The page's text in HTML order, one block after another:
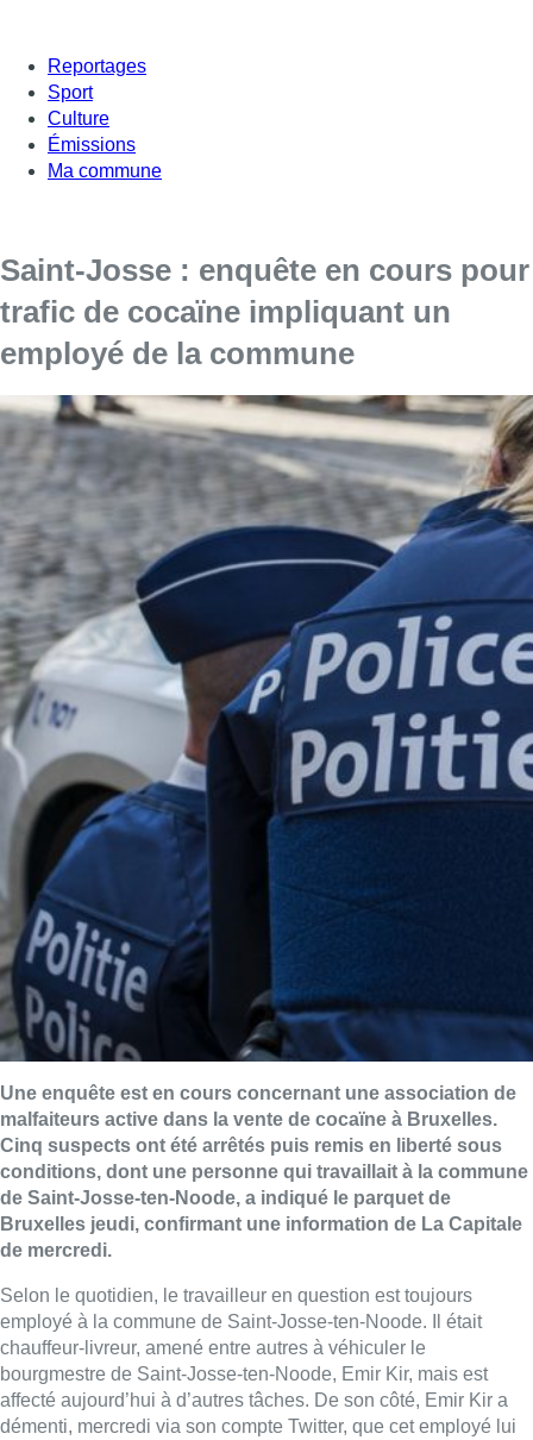
Reportages
Sport
Culture
Émissions
Ma commune
Saint-Josse : enquête en cours pour
trafic de cocaïne impliquant un
employé de la commune
Une enquête est en cours concernant une association de
malfaiteurs active dans la vente de cocaïne à Bruxelles.
Cinq suspects ont été arrêtés puis remis en liberté sous
conditions, dont une personne qui travaillait à la commune
de Saint-Josse-ten-Noode, a indiqué le parquet de
Bruxelles jeudi, confirmant une information de La Capitale
de mercredi.
Selon le quotidien, le travailleur en question est toujours
employé à la commune de Saint-Josse-ten-Noode. Il était
chauffeur-livreur, amené entre autres à véhiculer le
bourgmestre de Saint-Josse-ten-Noode, Emir Kir, mais est
affecté aujourd’hui à d’autres tâches. De son côté, Emir Kir a
démenti, mercredi via son compte Twitter, que cet employé lui